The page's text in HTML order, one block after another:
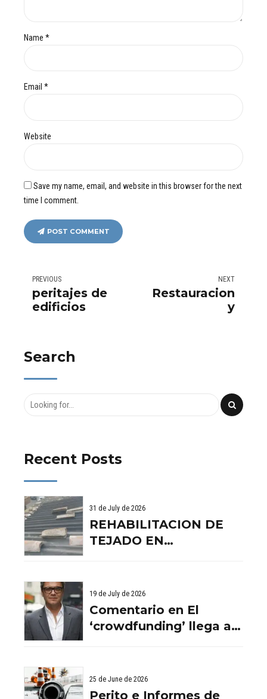
Name *
Email *
Website
Save my name, email, and website in this browser for the next
time I comment.
POST COMMENT
PREVIOUS
peritajes de
edificios
NEXT
Restauracion
y
Search
Recent Posts
31 de July de 2026
REHABILITACION DE
TEJADO EN
19 de July de 2026
Comentario en El
‘crowdfunding’ llega al
llega al ladrillo por
Comentario en El
25 de June de 2026
Perito e Informes de